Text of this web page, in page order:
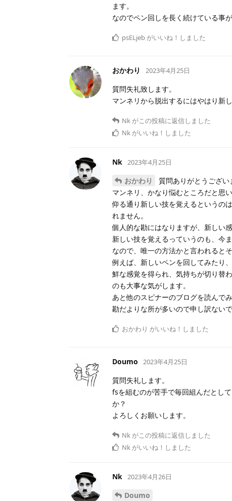
ます。
なのでペン回しを長く続けている事
psELjeb がいいね！しました
おかわり 2023年4月25日
質問失礼致します。
マンネリから脱出するにはやはり新
Nk がこの投稿に返信しました
Nk がいいね！しました
Nk 2023年4月25日
おかわり
質問ありがとうござい
マンネリ、かなり悩むところだと思い
仰る通り新しい技を覚えるというの
れません。
個人的な勘にはなりますが、新しい
新しい技を覚えるっていうのも、今
なので、唯一の方法かと言われると
例えば、新しいペンを回してみたり
鮮な感覚を得られ、気持ちが切り替
のも大事な気がします。
あと他のスピナーのブログを読んで
勘だよりな所が多いので申し訳ない
おかわり がいいね！しました
Doumo 2023年4月25日
質問失礼します。
fsを組むのが苦手で毎回組んだとし
か？
よろしくお願いします。
Nk がこの投稿に返信しました
Nk がいいね！しました
Nk 2023年4月26日
Doumo